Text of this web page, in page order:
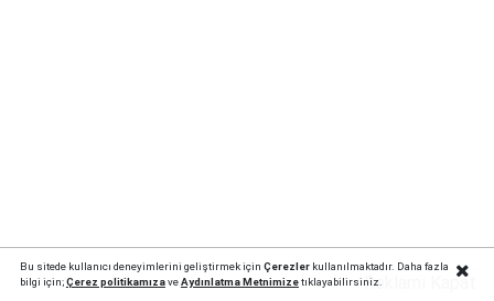
Bu sitede kullanıcı deneyimlerini geliştirmek için Çerezlerkullanılmaktadır. Daha fazla
bilgi için;Çerez politikamızaveAydınlatma Metnimizetıklayabilirsiniz.Reklamı Kapat